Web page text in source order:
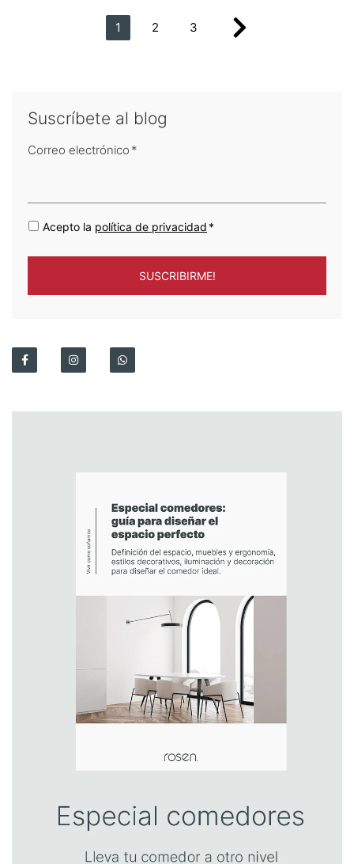
1 2 3
Suscríbete al blog
Correo electrónico *
Acepto la política de privacidad *